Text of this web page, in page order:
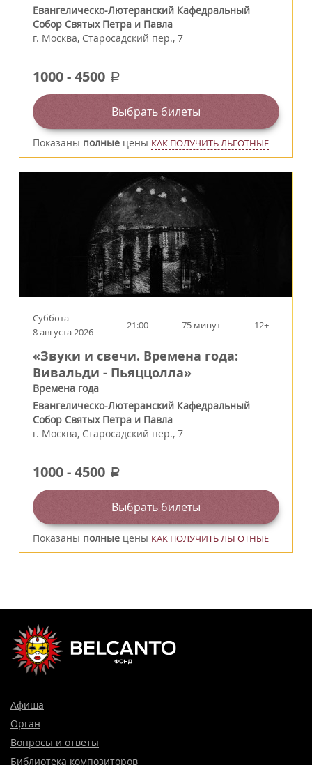
Евангелическо-Лютеранский Кафедральный
Собор Святых Петра и Павла
г. Москва, Старосадский пер., 7
1000-4500 a
Выбрать билеты
Показаны полные цены КАК ПОЛУЧИТЬ ЛЬГОТНЫЕ
Суббота
8 августа 2026
21:00 75 минут 12+
«Звуки и свечи. Времена года:
Вивальди - Пьяццолла»
Времена года
Евангелическо-Лютеранский Кафедральный
Собор Святых Петра и Павла
г. Москва, Старосадский пер., 7
1000-4500 a
Выбрать билеты
Показаны полные цены КАК ПОЛУЧИТЬ ЛЬГОТНЫЕ
Афиша
Орган
Вопросы и ответы
Библиотека композиторов